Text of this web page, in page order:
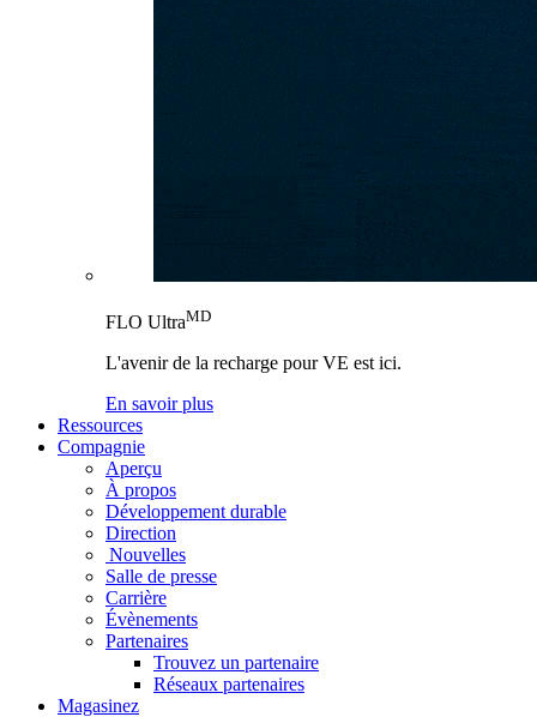
FLO UltraMD
L'avenir de la recharge pour VE est ici.
En savoir plus
Ressources
Compagnie
Aperçu
À propos
Développement durable
Direction
Nouvelles
Salle de presse
Carrière
Évènements
Partenaires
Trouvez un partenaire
Réseaux partenaires
Magasinez